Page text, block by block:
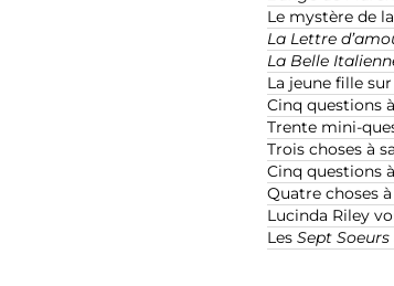
Le mystère de
La Lettre
La Belle
La jeune fille
Cinq questions
Trente mini-
Trois choses à
Cinq questions
Quatre choses
Lucinda Riley
Les Sept Soeurs